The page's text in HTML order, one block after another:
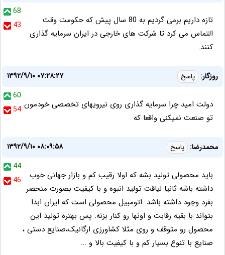
68
43
تازه داریم برمی گردیم به 80 سال پیش که حکومت وقت
التماس می کرد تا شرکت های خارجی در ایران سرمایه گذاری
کنند.
روزگار: پاسخ
۱۳۹۲/۹/۱۰ ۰۷:۲۸:۲۷
60
54 دولت امید چرا سرمایه گذاری روی نیرویهای تخصصی خودمون
تو صنعت نمیکنی واقعا که
محمدرضا: پاسخ
۱۳۹۲/۹/۱۰ ۰۸:۰۹:۵۸
44
46
باید محصولی تولید بشه که اولا رقیب کم و بازار جهانی خوب
داشته باشه ثانیا لیاقت تولید انبوه و با کیفیت بصورت منحصر
بفرد وجود داشته باشد. اتومبیل محصولی است که ایران ابدا
بتواند با بقیه رقابت و اونها رو کنار بزنه. پس بهتره تولید این
محصول رو متوقف و روی مثلا کشاورزی ارگانیک،صنایع دستی ،
صنایع با تنوع بسیار کم و با کیفیت بالا و ...